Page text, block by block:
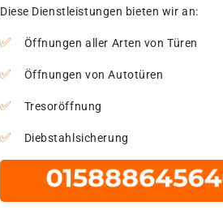
Diese Dienstleistungen bieten wir an:
Öffnungen aller Arten von Türen
Öffnungen von Autotüren
Tresoröffnung
Diebstahlsicherung